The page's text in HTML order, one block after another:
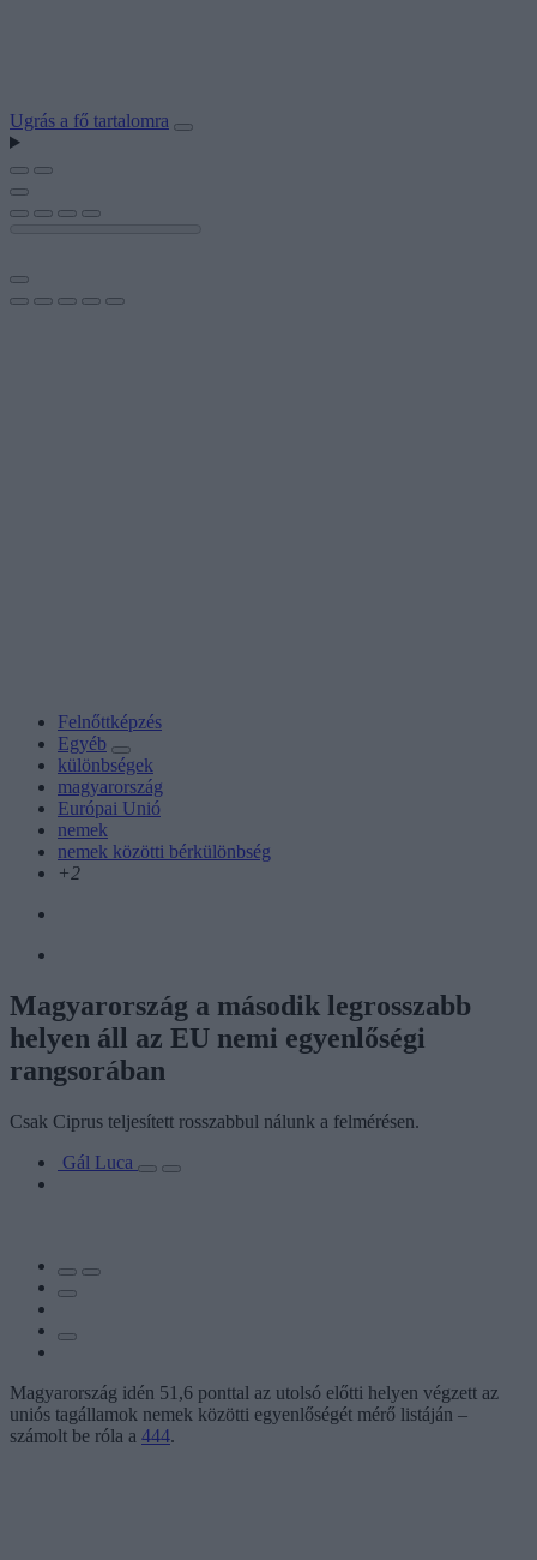
Ugrás a fő tartalomra
Felnőttképzés
Egyéb
különbségek
magyarország
Európai Unió
nemek
nemek közötti bérkülönbség
+2
Magyarország a második legrosszabb
helyen áll az EU nemi egyenlőségi
rangsorában
Csak Ciprus teljesített rosszabbul nálunk a felmérésen.
Gál Luca
Magyarország idén 51,6 ponttal az utolsó előtti helyen végzett az
uniós tagállamok nemek közötti egyenlőségét mérő listáján –
számolt be róla a 444.